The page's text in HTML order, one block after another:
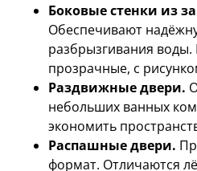
Боковые стенки из
Обеспечивают
разбрызгивания воды.
прозрачные, с
Раздвижные двери.
небольших ванных
экономить
Распашные двери.
формат. Отличаются